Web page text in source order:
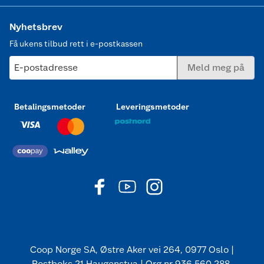
Nyhetsbrev
Få ukens tilbud rett i e-postkassen
E-postadresse Meld meg på
Betalingsmetoder Leveringsmetoder
Coop Norge SA, Østre Aker vei 264, 0977 Oslo |